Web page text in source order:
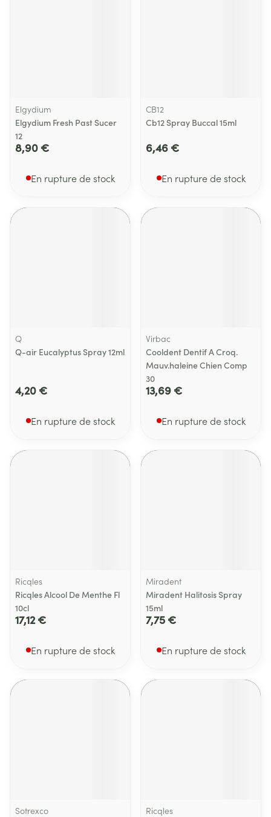
Elgydium
Elgydium Fresh Past Sucer
12
8,90 €
En rupture de stock
CB12
Cb12 Spray Buccal 15ml
6,46 €
En rupture de stock
Q
Q-air Eucalyptus Spray 12ml
4,20 €
En rupture de stock
Virbac
Cooldent Dentif A Croq.
Mauv.haleine Chien Comp
30
13,69 €
En rupture de stock
Ricqles
Ricqles Alcool De Menthe Fl
10cl
17,12 €
En rupture de stock
Miradent
Miradent Halitosis Spray
15ml
7,75 €
En rupture de stock
Sotrexco
Ricqles